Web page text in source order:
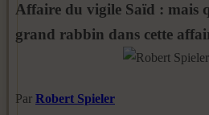
Affaire du vigile Saïd : mais
grand rabbin dans cette
Par Robert Spieler